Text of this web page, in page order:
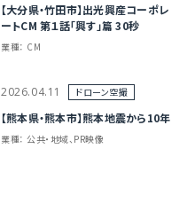
【大分県・竹田市】出光興産コーポレ
ートCM 第１話「興す」篇 30秒
業種： CM
2026.04.11 ドローン空撮
【熊本県・熊本市】熊本地震から10年
業種： 公共・地域、PR映像